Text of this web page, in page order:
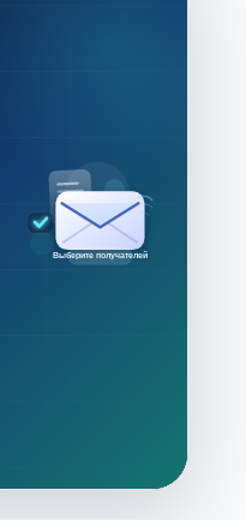
Выберите получателей